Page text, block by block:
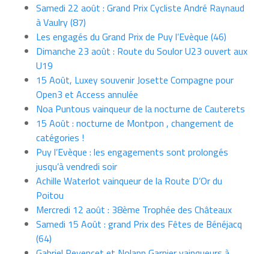
Samedi 22 août : Grand Prix Cycliste André Raynaud
à Vaulry (87)
Les engagés du Grand Prix de Puy l’Evèque (46)
Dimanche 23 août : Route du Soulor U23 ouvert aux
U19
15 Août, Luxey souvenir Josette Compagne pour
Open3 et Access annulée
Noa Puntous vainqueur de la nocturne de Cauterets
15 Août : nocturne de Montpon , changement de
catégories !
Puy l’Evèque : les engagements sont prolongés
jusqu’à vendredi soir
Achille Waterlot vainqueur de la Route D’Or du
Poitou
Mercredi 12 août : 38ème Trophée des Châteaux
Samedi 15 Août : grand Prix des Fêtes de Bénéjacq
(64)